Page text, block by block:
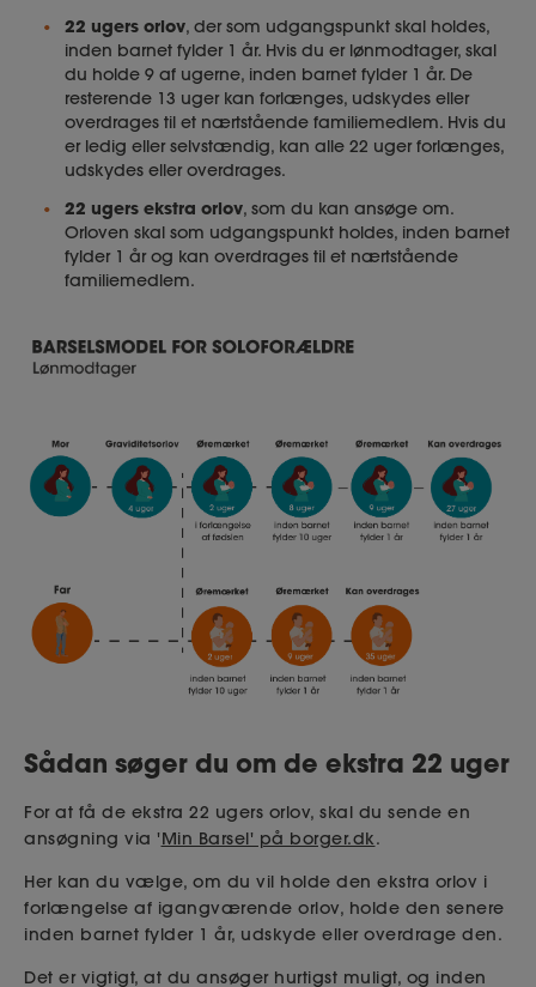
22 ugers orlov, der som udgangspunkt skal holdes,
inden barnet fylder 1 år. Hvis du er lønmodtager, skal
du holde 9 af ugerne, inden barnet fylder 1 år. De
resterende 13 uger kan forlænges, udskydes eller
overdrages til et nærtstående familiemedlem. Hvis du
er ledig eller selvstændig, kan alle 22 uger forlænges,
udskydes eller overdrages.
22 ugers ekstra orlov, som du kan ansøge om.
Orloven skal som udgangspunkt holdes, inden barnet
fylder 1 år og kan overdrages til et nærtstående
familiemedlem.
Sådan søger du om de ekstra 22 uger
For at få de ekstra 22 ugers orlov, skal du sende en
ansøgning via 'Min Barsel' på borger.dk.
Her kan du vælge, om du vil holde den ekstra orlov i
forlængelse af igangværende orlov, holde den senere
inden barnet fylder 1 år, udskyde eller overdrage den.
Det er vigtigt, at du ansøger hurtigst muligt, og inden